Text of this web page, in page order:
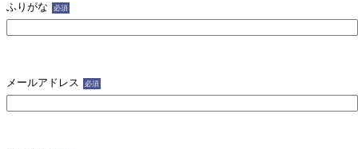
ふりがな 必須
メールアドレス 必須